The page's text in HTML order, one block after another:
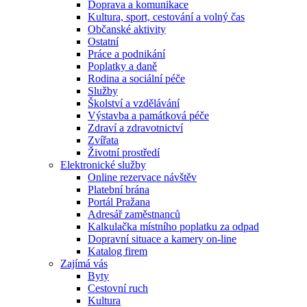
Doprava a komunikace
Kultura, sport, cestování a volný čas
Občanské aktivity
Ostatní
Práce a podnikání
Poplatky a daně
Rodina a sociální péče
Služby
Školství a vzdělávání
Výstavba a památková péče
Zdraví a zdravotnictví
Zvířata
Životní prostředí
Elektronické služby
Online rezervace návštěv
Platební brána
Portál Pražana
Adresář zaměstnanců
Kalkulačka místního poplatku za odpad
Dopravní situace a kamery on-line
Katalog firem
Zajímá vás
Byty
Cestovní ruch
Kultura